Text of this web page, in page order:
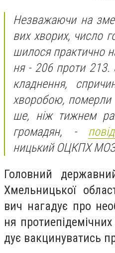
Нез­ва­жа­ючи на
вих хво­рих, чис­ло
ши­ло­ся прак­тично
ня - 206 про­ти
клад­нення,
хво­ро­бою,
ше, ніж тиж­нем
гро­ма­дян, -
ницький ОЦКПХ
Го­лов­ний
Хмель­ницької
вич на­га­дує про
ня
дує вак­ци­ну­ва­тись